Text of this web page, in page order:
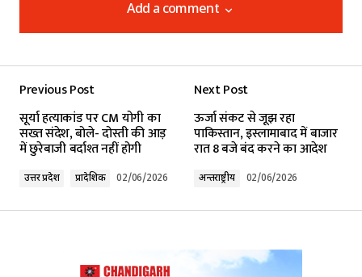
Add a comment
Add a comment
Required fields are marked*
Your Name*
Previous Post
सूर्या हत्याकांड पर CM योगी का
सख्त संदेश, बोले- दोस्ती की आड़
में छुरेबाजी बर्दाश्त नहीं होगी
उत्तर प्रदेश प्रादेशिक 02/06/2026
Next Post
ऊर्जा संकट से जूझ रहा
पाकिस्तान, इस्लामाबाद में बाजार
रात 8 बजे बंद करने का आदेश
अन्तर्राष्ट्रीय 02/06/2026